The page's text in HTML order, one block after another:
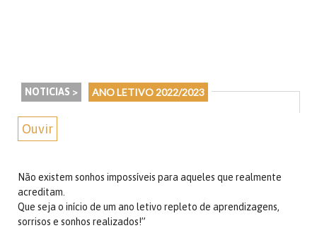
NOTICIAS > ANO LETIVO 2022/2023
Ouvir
Não existem sonhos impossíveis para aqueles que realmente
acreditam.
Que seja o início de um ano letivo repleto de aprendizagens,
sorrisos e sonhos realizados!”